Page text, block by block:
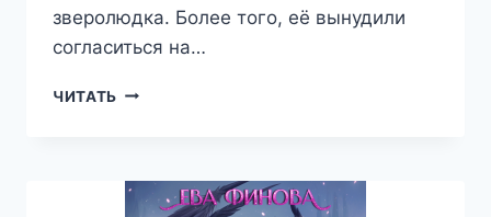
зверолюдка. Более того, её вынудили
согласиться на…
ЧИТАТЬ НЕВЕСТА
ЕВА
ФИНОВА